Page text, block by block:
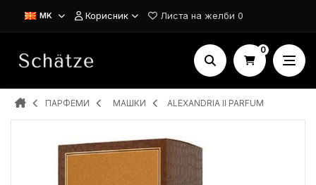
MK Корисник Листа на желби 0
0
ПАРФЕМИ MAШКИ ALEXANDRIA II PARFUM